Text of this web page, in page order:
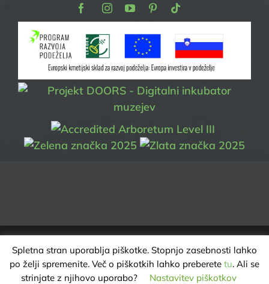
FacebookInstagram
YoutubePinterest
ARBORETUM VOLČJI POTOK | VSE PRAVICE PRIDRŽANE @ 2025 |
VAROVANJE ZASEBNOSTI
Spletna stran uporablja piškotke. Stopnjo zasebnosti lahko
po želji spremenite. Več o piškotkih lahko preberete tu. Ali se
strinjate z njihovo uporabo?
Nastavitev piškotkov